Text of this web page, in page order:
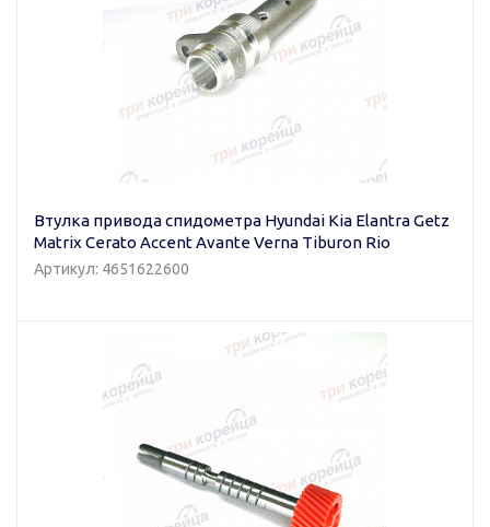
Втулка привода спидометра Hyundai Kia Elantra Getz
Matrix Cerato Accent Avante Verna Tiburon Rio
Артикул: 4651622600